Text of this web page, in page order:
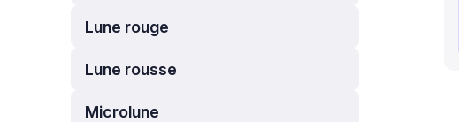
Lune rouge
Lune rousse
Microlune